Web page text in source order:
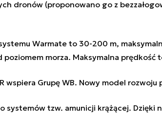
dronów (proponowano go z
Warmate to 30-200 m,
poziomem morza. Maksymalna prędkość
wspiera Grupę WB. Nowy model rozwoju
systemów tzw. amunicji krążącej. Dzięki